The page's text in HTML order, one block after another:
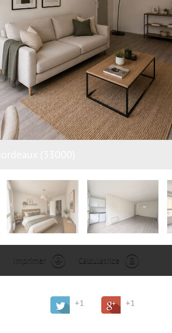
Imprimer Calculatrice
+1 +1